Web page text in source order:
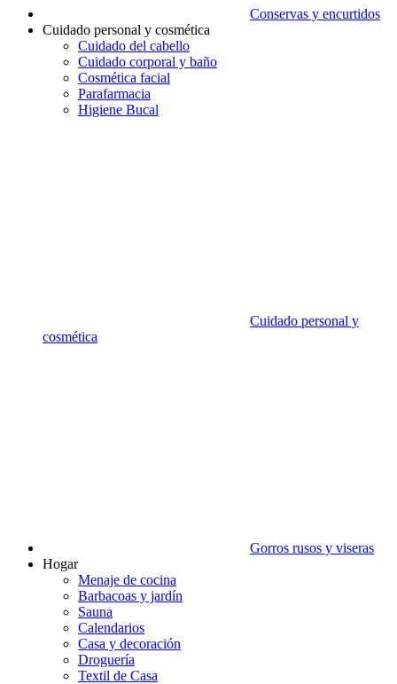
Conservas y encurtidos
Cuidado personal y cosmética
Cuidado del cabello
Cuidado corporal y baño
Cosmética facial
Parafarmacia
Higiene Bucal
Cuidado personal y
cosmética
Gorros rusos y viseras
Hogar
Menaje de cocina
Barbacoas y jardín
Sauna
Calendarios
Casa y decoración
Droguería
Textil de Casa